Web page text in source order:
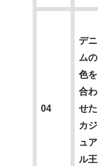
04
デニ
ムの
色を
合わ
せた
カジ
ュア
ル王